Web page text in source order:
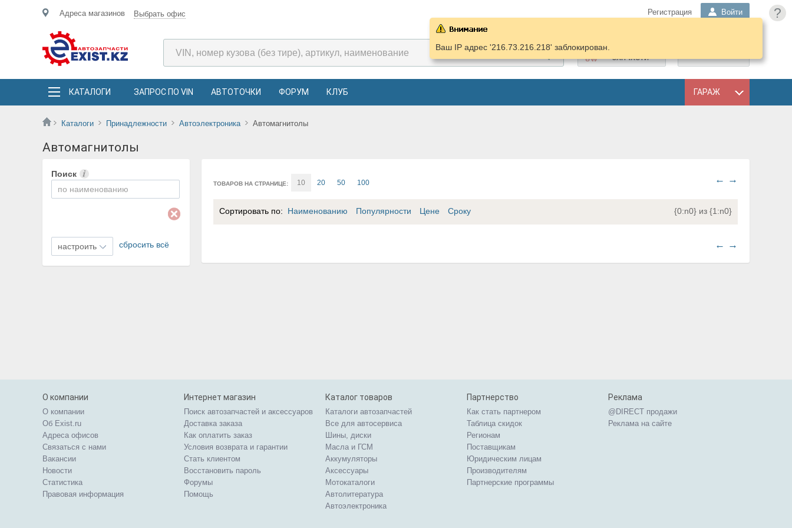
?
Адреса магазинов Выбрать офис Регистрация Войти
ЗАПЧАСТИ
КАТАЛОГИ ЗАПРОС ПО VIN АВТОТОЧКИ ФОРУМ КЛУБ ГАРАЖ
Каталоги Принадлежности Автоэлектроника Автомагнитолы
Ваш IP адрес '216.73.216.218' заблокирован.
Автомагнитолы
Поиск
настроить сбросить всё
ТОВАРОВ НА СТРАНИЦЕ: 10 20 50 100 ← →
{0:n0} из {1:n0}
Сортировать по: Наименованию Популярности Цене Сроку
← →
О компании
О компании
Об Exist.ru
Адреса офисов
Связаться с нами
Вакансии
Новости
Статистика
Правовая информация
Интернет магазин
Поиск автозапчастей и аксессуаров
Доставка заказа
Как оплатить заказ
Условия возврата и гарантии
Стать клиентом
Восстановить пароль
Форумы
Помощь
Каталог товаров
Каталоги автозапчастей
Все для автосервиса
Шины, диски
Масла и ГСМ
Аккумуляторы
Аксессуары
Мотокаталоги
Автолитература
Автоэлектроника
Партнерство
Как стать партнером
Таблица скидок
Регионам
Поставщикам
Юридическим лицам
Производителям
Партнерские программы
Реклама
@DIRECT продажи
Реклама на сайте